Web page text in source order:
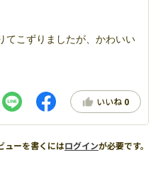
てこずりましたが、かわいい
いいね 0
ューを書くにはログインが必要です。